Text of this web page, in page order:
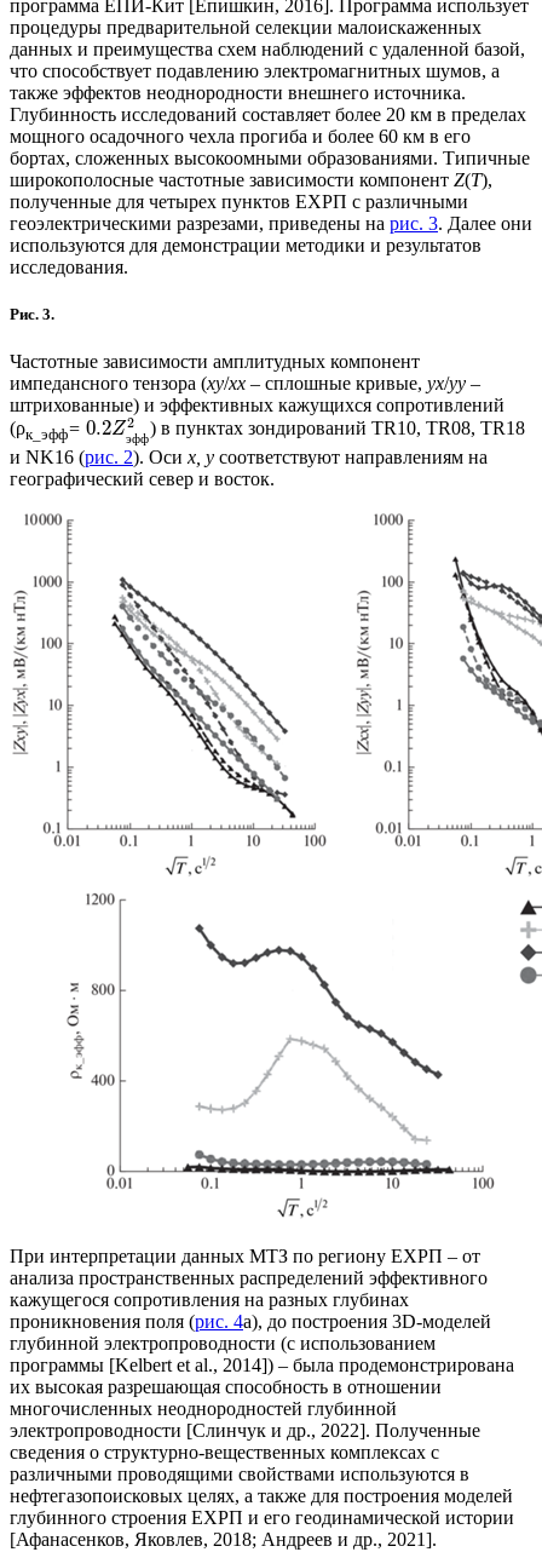
программа ЕПИ-Кит [Епишкин, 2016]. Программа использует
процедуры предварительной селекции малоискаженных
данных и преимущества схем наблюдений с удаленной базой,
что способствует подавлению электромагнитных шумов, а
также эффектов неоднородности внешнего источника.
Глубинность исследований составляет более 20 км в пределах
мощного осадочного чехла прогиба и более 60 км в его
бортах, сложенных высокоомными образованиями. Типичные
широкополосные частотные зависимости компонент Z(Т),
полученные для четырех пунктов ЕХРП с различными
геоэлектрическими разрезами, приведены на рис. 3. Далее они
используются для демонстрации методики и результатов
исследования.
Рис. 3.
Частотные зависимости амплитудных компонент
импедансного тензора (xy/xx – сплошные кривые, yx/yy –
штрихованные) и эффективных кажущихся сопротивлений
(ρк_ эфф= 0.2Z2
эфф) в пунктах зондирований TR10, TR08, TR18
и NK16 (рис. 2). Оси х, у соответствуют направлениям на
географический север и восток.
При интерпретации данных МТЗ по региону ЕХРП – от
анализа пространственных распределений эффективного
кажущегося сопротивления на разных глубинах
проникновения поля (рис. 4а), до построения 3D-моделей
глубинной электропроводности (с использованием
программы [Kelbert et al., 2014]) – была продемонстрирована
их высокая разрешающая способность в отношении
многочисленных неоднородностей глубинной
электропроводности [Слинчук и др., 2022]. Полученные
сведения о структурно-вещественных комплексах с
различными проводящими свойствами используются в
нефтегазопоисковых целях, а также для построения моделей
глубинного строения ЕХРП и его геодинамической истории
[Афанасенков, Яковлев, 2018; Андреев и др., 2021].